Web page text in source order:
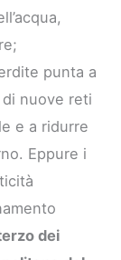
punta a
di nuove reti
e a ridurre
Eppure i
dei